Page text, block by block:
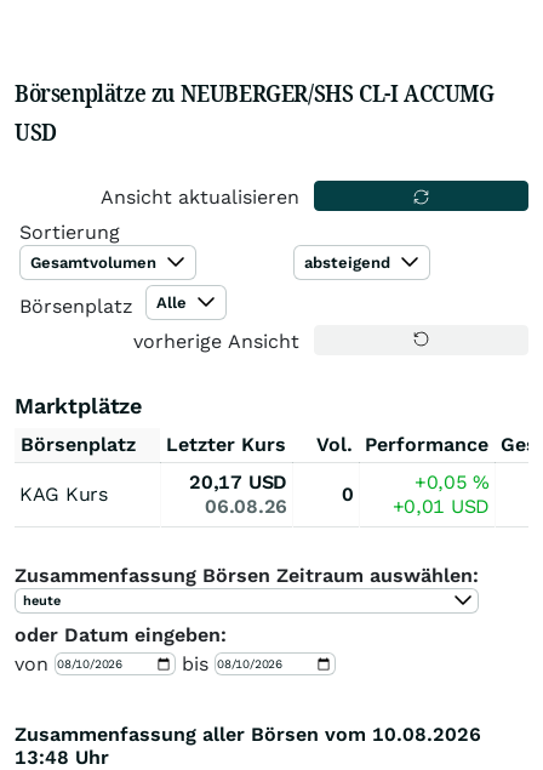
Börsenplätze zu NEUBERGER/SHS CL-I ACCUMG
USD
Ansicht aktualisieren
Sortierung
Gesamtvolumen absteigend
Börsenplatz Alle
vorherige Ansicht
Marktplätze
Börsenplatz Letzter Kurs Vol. Performance
KAG Kurs
20,17 USD
06.08.26
0
+0,05%
+0,01 USD
Zusammenfassung Börsen Zeitraum auswählen:
heute
oder Datum eingeben:
von
bis
Zusammenfassung aller Börsen vom 10.08.2026
13:48 Uhr